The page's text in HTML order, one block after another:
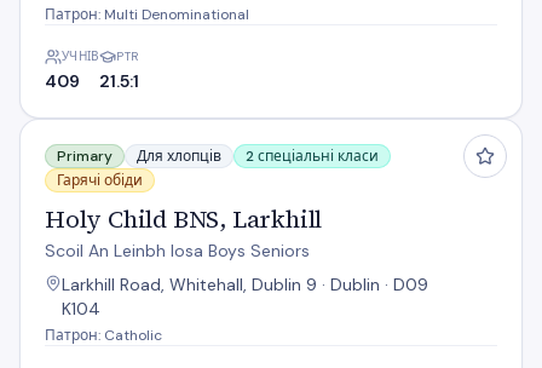
Патрон: Multi Denominational
УЧНІВ
409
PTR
21.5:1
Holy Child BNS, Larkhill
Primary Для хлопців
2 спеціальні класи
Гарячі обіди
Holy Child BNS, Larkhill
Scoil An Leinbh Iosa Boys Seniors
Larkhill Road, Whitehall, Dublin 9 · Dublin · D09
K104
Патрон: Catholic